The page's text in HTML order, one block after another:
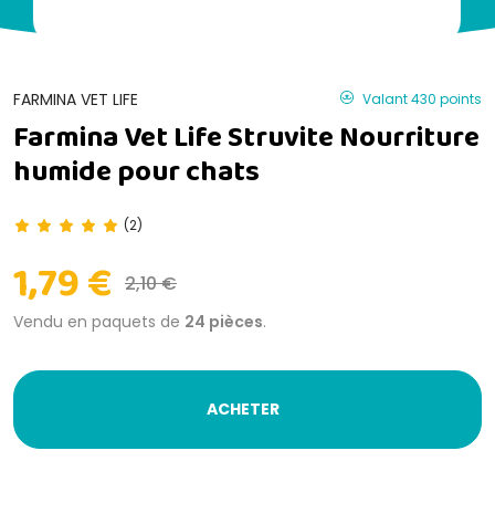
FARMINA VET LIFE Valant 430 points
Farmina Vet Life Struvite Nourriture
humide pour chats
(2)
1,79 € 2,10 €
Vendu en paquets de 24 pièces.
ACHETER